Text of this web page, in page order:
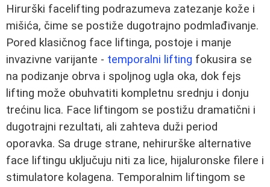
Hirurški facelifting podrazumeva zatezanje kože i
mišića, čime se postiže dugotrajno podmlađivanje.
Pored klasičnog face liftinga, postoje i manje
invazivne varijante - temporalni lifting fokusira se
na podizanje obrva i spoljnog ugla oka, dok fejs
lifting može obuhvatiti kompletnu srednju i donju
trećinu lica. Face liftingom se postižu dramatični i
dugotrajni rezultati, ali zahteva duži period
oporavka. Sa druge strane, nehirurške alternative
face liftingu uključuju niti za lice, hijaluronske filere i
stimulatore kolagena. Temporalnim liftingom se